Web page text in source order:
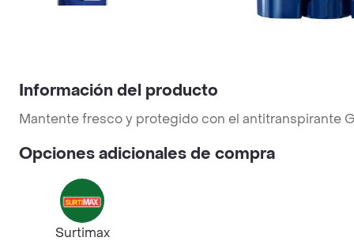
Información del producto
Mantente fresco y protegido con el antitranspirante
Opciones adicionales de compra
Surtimax